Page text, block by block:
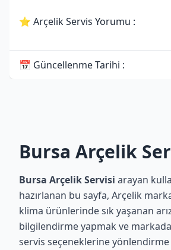
⭐ Arçelik Servis Yorumu :
📅 Güncellenme Tarihi :
Bursa Arçelik
Bursa Arçelik Servisi arayan
hazırlanan bu sayfa, Arçelik
klima ürünlerinde sık yaşanan
bilgilendirme yapmak ve
servis seçeneklerine